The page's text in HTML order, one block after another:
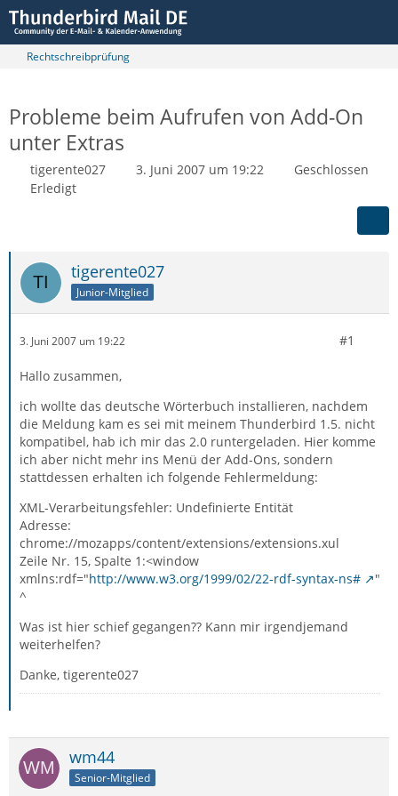
Rechtschreibprüfung
Probleme beim Aufrufen von Add-On
unter Extras
tigerente027 3. Juni 2007 um 19:22
Geschlossen
Erledigt
tigerente027
Junior-Mitglied
3. Juni 2007 um 19:22 #1
Hallo zusammen,
ich wollte das deutsche Wörterbuch installieren, nachdem
die Meldung kam es sei mit meinem Thunderbird 1.5. nicht
kompatibel, hab ich mir das 2.0 runtergeladen. Hier komme
ich aber nicht mehr ins Menü der Add-Ons, sondern
stattdessen erhalten ich folgende Fehlermeldung:
XML-Verarbeitungsfehler: Undefinierte Entität
Adresse:
chrome://mozapps/content/extensions/extensions.xul
Zeile Nr. 15, Spalte 1:<window
xmlns:rdf="http://www.w3.org/1999/02/22-rdf-syntax-ns#
"
^
Was ist hier schief gegangen?? Kann mir irgendjemand
weiterhelfen?
Danke, tigerente027
wm44
Senior-Mitglied